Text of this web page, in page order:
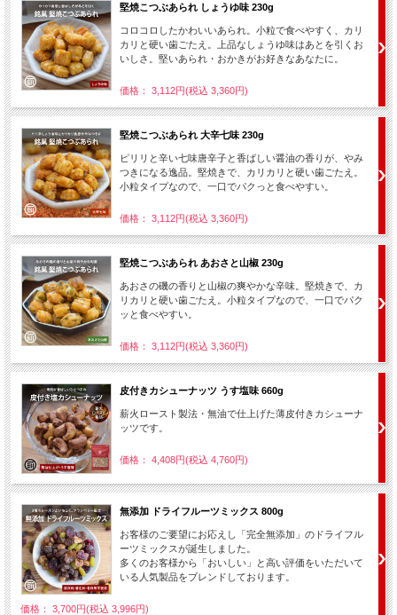
堅焼こつぶあられ しょうゆ味 230g
コロコロしたかわいいあられ。小粒で食べやすく、カリ
カリと硬い歯ごたえ。上品なしょうゆ味はあとを引くお
いしさ。堅いあられ・おかきがお好きなあなたに。
価格： 3,112円(税込 3,360円)
堅焼こつぶあられ 大辛七味 230g
ピリリと辛い七味唐辛子と香ばしい醤油の香りが、やみ
つきになる逸品。堅焼きで、カリカリと硬い歯ごたえ。
小粒タイプなので、一口でパクっと食べやすい。
価格： 3,112円(税込 3,360円)
堅焼こつぶあられ あおさと山椒 230g
あおさの磯の香りと山椒の爽やかな辛味。堅焼きで、カ
リカリと硬い歯ごたえ。小粒タイプなので、一口でパク
ッと食べやすい。
価格： 3,112円(税込 3,360円)
皮付きカシューナッツ うす塩味 660g
薪火ロースト製法・無油で仕上げた薄皮付きカシューナ
ッツです。
価格： 4,408円(税込 4,760円)
無添加 ドライフルーツミックス 800g
お客様のご要望にお応えし「完全無添加」のドライフル
ーツミックスが誕生しました。
多くのお客様から「おいしい」と高い評価をいただいて
いる人気製品をブレンドしております。
価格： 3,700円(税込 3,996円)